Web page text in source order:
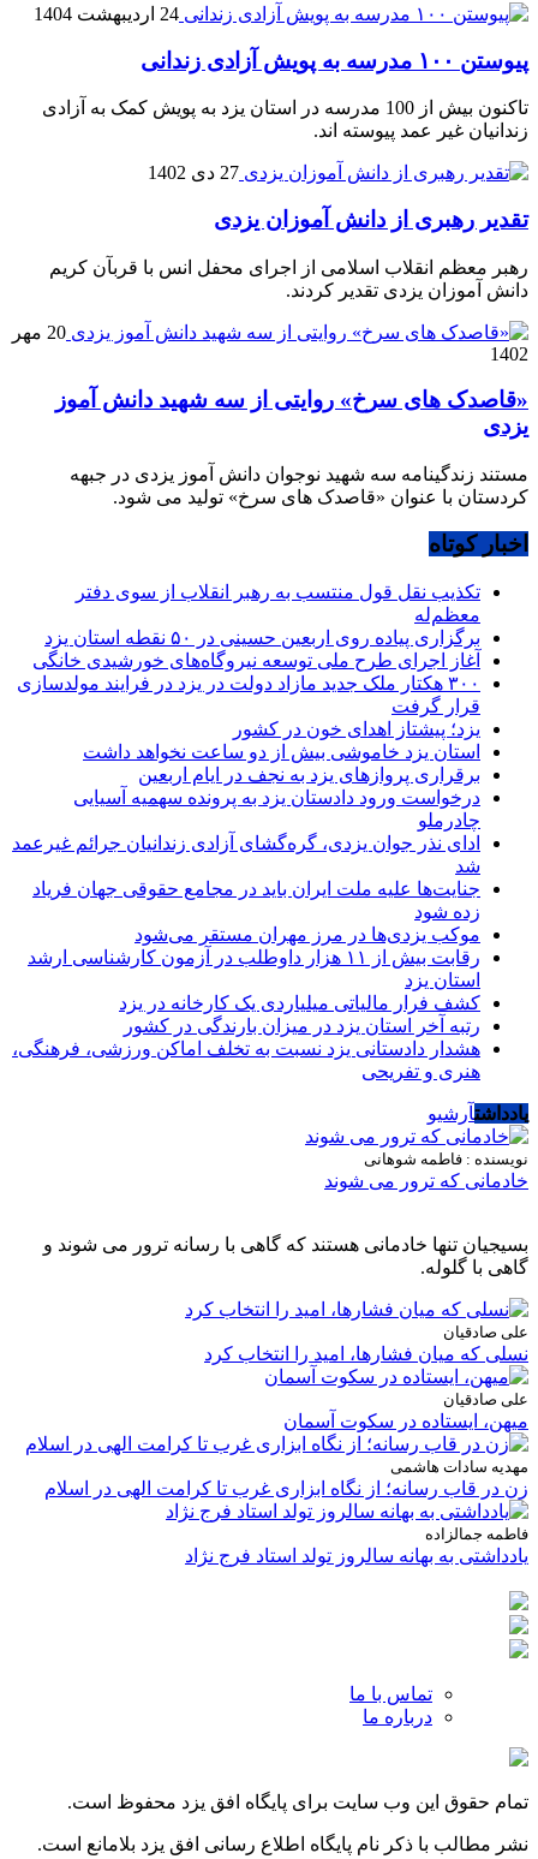
24 اردیبهشت 1404
پیوستن ۱۰۰ مدرسه به پویش آزادی زندانی
تاکنون بیش از 100 مدرسه در استان یزد به پویش کمک به آزادی
زندانیان غیر عمد پیوسته اند.
27 دی 1402
تقدیر رهبری از دانش آموزان یزدی
رهبر معظم انقلاب اسلامی از اجرای محفل انس با قربآن کریم
دانش آموزان یزدی تقدیر کردند.
20 مهر
1402
«قاصدک های سرخ» روایتی از سه شهید دانش آموز
یزدی
مستند زندگینامه سه شهید نوجوان دانش آموز یزدی در جبهه
کردستان با عنوان «قاصدک های سرخ» تولید می شود.
اخبار کوتاه
تکذیب نقل قول منتسب به رهبر انقلاب از سوی دفتر
معظم‌له
برگزاری پیاده روی اربعین حسینی در ۵۰ نقطه استان یزد
آغاز اجرای طرح ملی توسعه نیروگاه‌های خورشیدی خانگی
۳۰۰ هکتار ملک جدید مازاد دولت در یزد در فرایند مولدسازی
قرار گرفت
یزد؛ پیشتاز اهدای خون در کشور
استان یزد خاموشی بیش از دو ساعت نخواهد داشت
برقراری پرواز‌های یزد به نجف در ایام اربعین
درخواست ورود دادستان یزد به پرونده سهمیه آسیایی
چادرملو
ادای نذر جوان یزدی، گره‌گشای آزادی زندانیان جرائم غیرعمد
شد
جنایت‌ها علیه ملت ایران باید در مجامع حقوقی جهان فریاد
زده شود
موکب یزدی‌ها در مرز مهران مستقر می‌شود
رقابت بیش از ۱۱ هزار داوطلب در آزمون کارشناسی ارشد
استان یزد
کشف فرار مالیاتی میلیاردی یک کارخانه در یزد
رتبه آخر استان یزد در میزان بارندگی در کشور
هشدار دادستانی یزد نسبت به تخلف اماکن ورزشی، فرهنگی،
هنری و تفریحی
یادداشتآرشیو
نویسنده : فاطمه شوهانی
خادمانی که ترور می شوند
بسیجیان تنها خادمانی هستند که گاهی با رسانه ترور می شوند و
گاهی با گلوله.
علی صادقیان
نسلی که میان فشارها، امید را انتخاب کرد
علی صادقیان
میهن، ایستاده در سکوت آسمان
مهدیه سادات هاشمی
زن در قاب رسانه؛ از نگاه ابزاری غرب تا کرامت الهی در اسلام
فاطمه جمالزاده
یادداشتی به بهانه سالروز تولد استاد فرج نژاد
تماس با ما
درباره ما
تمام حقوق این وب سایت برای پایگاه افق یزد محفوظ است.
نشر مطالب با ذکر نام پایگاه اطلاع رسانی افق یزد بلامانع است.